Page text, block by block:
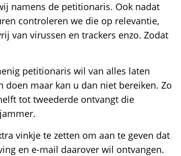
namens de petitionaris. Ook nadat
controleren we die op relevantie,
van virussen en trackers enzo. Zodat
petitionaris wil van alles laten
doen maar kan u dan niet bereiken. Zo
tot tweederde ontvangt die
vinkje te zetten om aan te geven dat
en e-mail daarover wil ontvangen.